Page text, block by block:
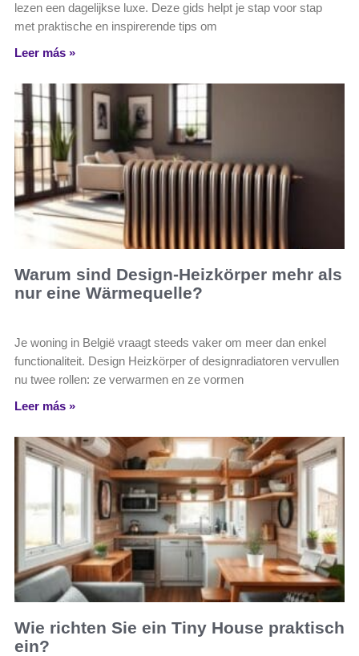
lezen een dagelijkse luxe. Deze gids helpt je stap voor stap
met praktische en inspirerende tips om
Leer más »
Warum sind Design-Heizkörper mehr als
nur eine Wärmequelle?
Je woning in België vraagt steeds vaker om meer dan enkel
functionaliteit. Design Heizkörper of designradiatoren vervullen
nu twee rollen: ze verwarmen en ze vormen
Leer más »
Wie richten Sie ein Tiny House praktisch
ein?